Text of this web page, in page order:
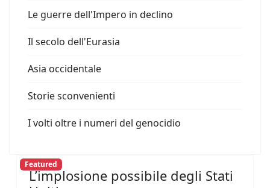
Le guerre dell'Impero in declino
Il secolo dell'Eurasia
Asia occidentale
Storie sconvenienti
I volti oltre i numeri del genocidio
Featured
L’implosione possibile degli Stati